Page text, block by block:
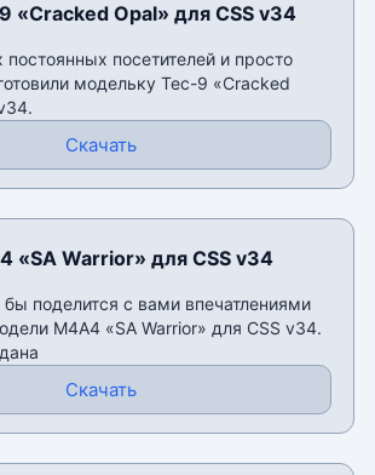
«Cracked Opal» для CSS v34
посетителей и просто
модельку Tec-9 «Cracked
Скачать
Warrior» для CSS v34
бы поделится с вами впечатлениями
М4А4 «SA Warrior» для CSS v34.
Скачать